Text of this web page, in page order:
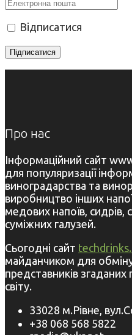
Відписатися
Про нас
Інформаційний сайт
для популяризації
виноградарства та
виробництво інших
медових напоїв, сидрів,
суміжних галузей.
Сьогодні сайт
майданчиком для
представників згаданих
світу.
33028 м.Рівне,
+38 068 568 5822